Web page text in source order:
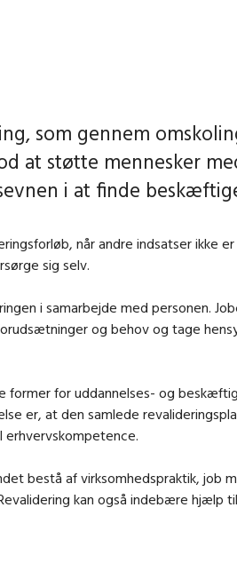
som gennem
at støtte mennesker
i at finde
når andre indsatser ikke
sig selv.
i samarbejde med personen.
og behov og tage
former for uddannelses- og
er, at den samlede
erhvervskompetence.
bestå af virksomhedspraktik, job
kan også indebære hjælp